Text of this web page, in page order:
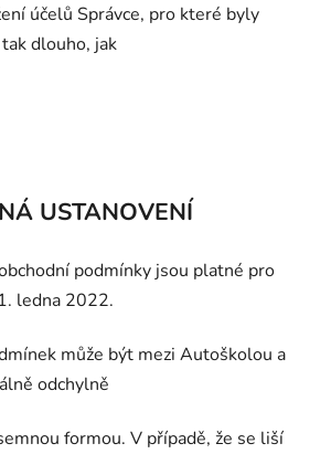
účelů Správce, pro které byly
dlouho, jak
USTANOVENÍ
podmínky jsou platné pro
ledna 2022.
může být mezi Autoškolou a
odchylně
formou. V případě, že se liší